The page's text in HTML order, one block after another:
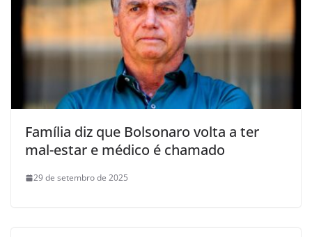
Família diz que Bolsonaro volta a ter
mal-estar e médico é chamado
29 de setembro de 2025